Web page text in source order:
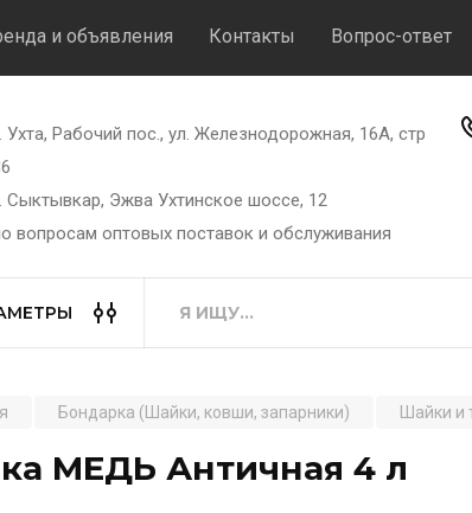
и объявления Контакты Вопрос-ответ
Ухта, Рабочий пос., ул. Железнодорожная, 16А, стр
Сыктывкар, Эжва Ухтинское шоссе, 12
вопросам оптовых поставок и обслуживания
Бондарка (Шайки, ковши, запарники) Шайки и
МЕДЬ Античная 4 л